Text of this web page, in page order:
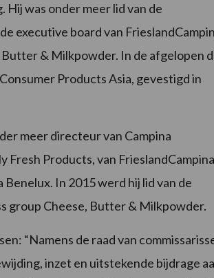
was onder meer lid van de
executive board van
& Milkpowder. In de afgelopen
Products Asia, gevestigd in
meer directeur van Campina
Fresh Products, van FrieslandCampina
In 2015 werd hij lid van de
group Cheese, Butter & Milkpowder.
“Namens de raad van
inzet en uitstekende bijdrage